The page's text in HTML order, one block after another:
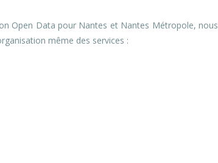
Open Data pour Nantes et Nantes Métropole, nous
même des services :